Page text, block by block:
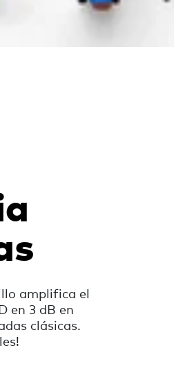
amplifica el
en 3 dB en
clásicas.